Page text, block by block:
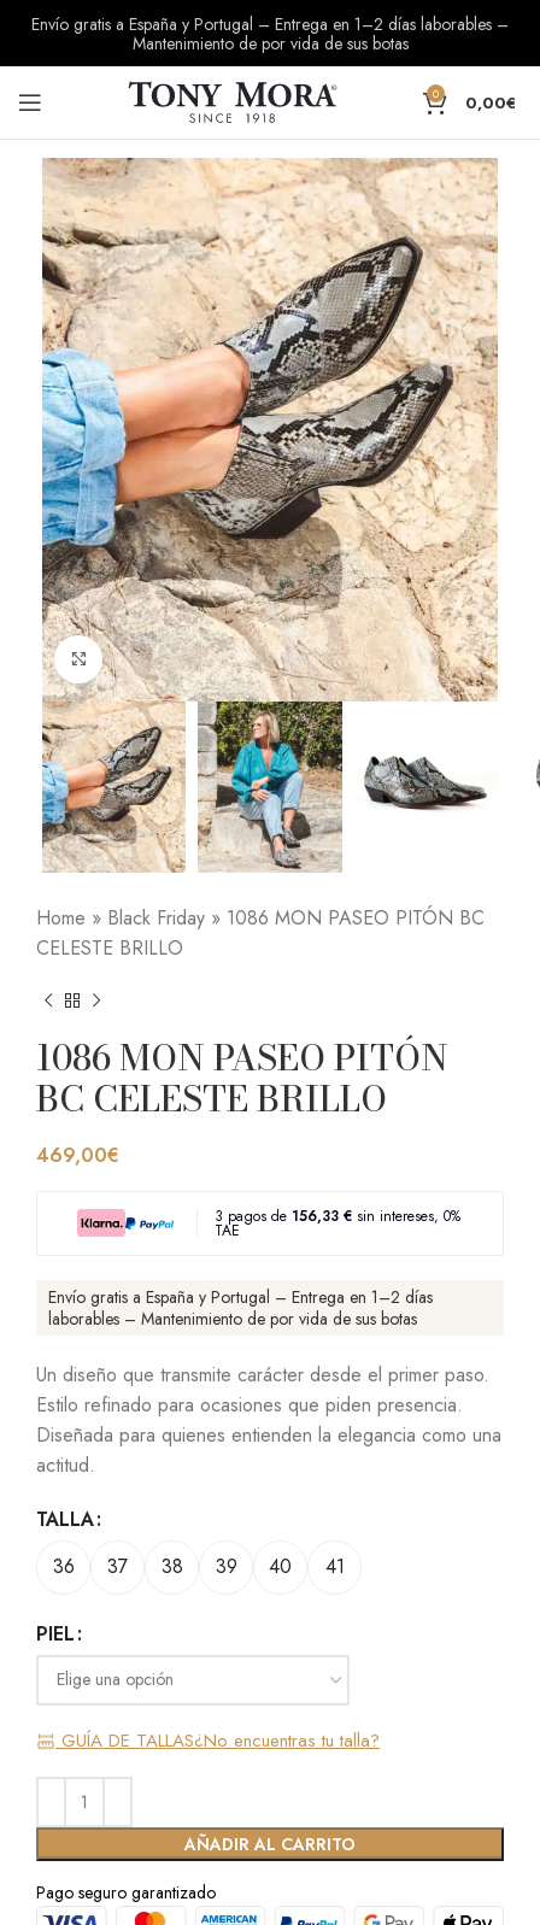
Envío gratis a España y Portugal – Entrega en 1–2 días laborables –
Mantenimiento de por vida de sus botas
0 0,00€
Click to enlarge
Home » Black Friday » 1086 MON PASEO PITÓN BC
CELESTE BRILLO
1086 MON PASEO PITÓN
BC CELESTE BRILLO
469,00€
3 pagos de 156,33 €sin intereses, 0%
TAE
Envío gratis a España y Portugal – Entrega en 1–2 días
laborables – Mantenimiento de por vida de sus botas
Un diseño que transmite carácter desde el primer paso.
Estilo refinado para ocasiones que piden presencia.
Diseñada para quienes entienden la elegancia como una
actitud.
TALLA
36
37 38 39 40 41
PIEL
GUÍA DE TALLAS¿No encuentras tu talla?
AÑADIR AL CARRITO
Pago seguro garantizado